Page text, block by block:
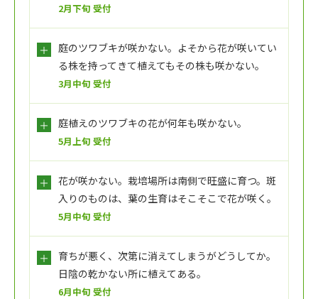
2月下旬 受付
庭のツワブキが咲かない。よそから花が咲いてい
る株を持ってきて植えてもその株も咲かない。
3月中旬 受付
庭植えのツワブキの花が何年も咲かない。
5月上旬 受付
花が咲かない。栽培場所は南側で旺盛に育つ。斑
入りのものは、葉の生育はそこそこで花が咲く。
5月中旬 受付
育ちが悪く、次第に消えてしまうがどうしてか。
日陰の乾かない所に植えてある。
6月中旬 受付